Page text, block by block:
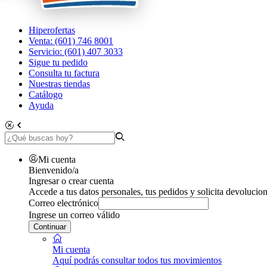
Hiperofertas
Venta: (601) 746 8001
Servicio: (601) 407 3033
Sigue tu pedido
Consulta tu factura
Nuestras tiendas
Catálogo
Ayuda
Mi cuenta
Bienvenido/a
Ingresar o crear cuenta
Accede a tus datos personales, tus pedidos y solicita
Correo electrónico
Ingrese un correo válido
Continuar
Mi cuenta
Aquí podrás consultar todos tus movimientos